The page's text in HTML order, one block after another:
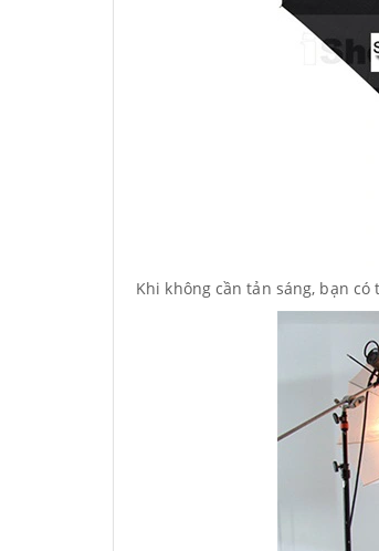
Khi không cần tản sáng, bạn